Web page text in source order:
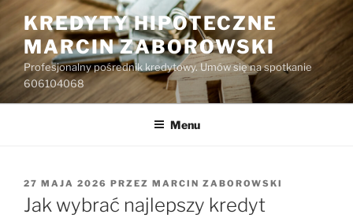
Przejdź
treści
KREDYTY HIPOTECZNE
MARCIN ZABOROWSKI
Profesjonalny pośrednik kredytowy. Umów się na spotkanie
606104068
Menu
OPUBLIKOWANE
W
27 MAJA 2026 PRZEZ MARCIN ZABOROWSKI
Jak wybrać najlepszy kredyt